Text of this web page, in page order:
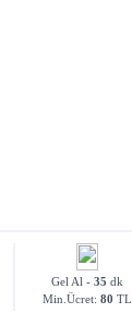
Gel Al - 35 dk
Min.Ücret: 80 TL